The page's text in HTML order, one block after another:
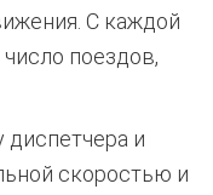
С каждой
поездов,
диспетчера и
скоростью и